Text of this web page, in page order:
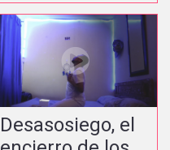
Desasosiego, el